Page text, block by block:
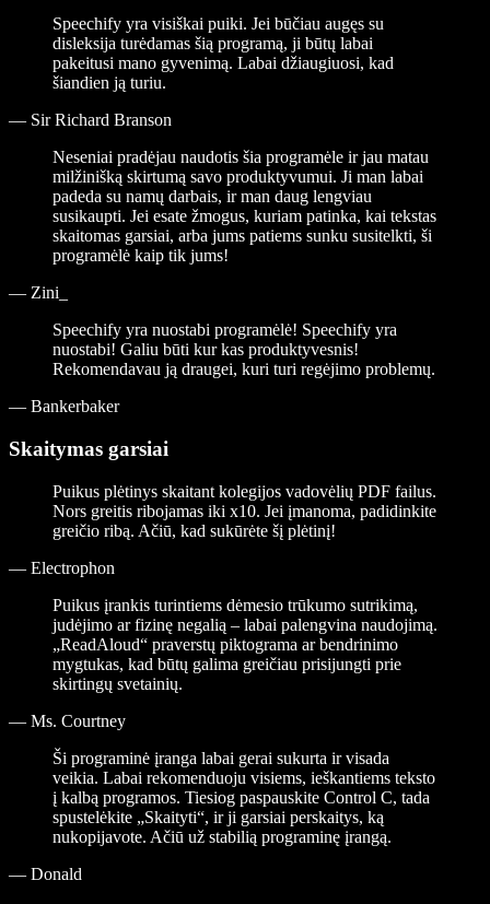
Speechify yra visiškai puiki. Jei būčiau augęs su
disleksija turėdamas šią programą, ji būtų labai
pakeitusi mano gyvenimą. Labai džiaugiuosi, kad
šiandien ją turiu.
— Sir Richard Branson
Neseniai pradėjau naudotis šia programėle ir jau matau
milžinišką skirtumą savo produktyvumui. Ji man labai
padeda su namų darbais, ir man daug lengviau
susikaupti. Jei esate žmogus, kuriam patinka, kai tekstas
skaitomas garsiai, arba jums patiems sunku susitelkti, ši
programėlė kaip tik jums!
— Zini_
Speechify yra nuostabi programėlė! Speechify yra
nuostabi! Galiu būti kur kas produktyvesnis!
Rekomendavau ją draugei, kuri turi regėjimo problemų.
— Bankerbaker
Skaitymas garsiai
Puikus plėtinys skaitant kolegijos vadovėlių PDF failus.
Nors greitis ribojamas iki x10. Jei įmanoma, padidinkite
greičio ribą. Ačiū, kad sukūrėte šį plėtinį!
— Electrophon
Puikus įrankis turintiems dėmesio trūkumo sutrikimą,
judėjimo ar fizinę negalią – labai palengvina naudojimą.
„ReadAloud“ praverstų piktograma ar bendrinimo
mygtukas, kad būtų galima greičiau prisijungti prie
skirtingų svetainių.
— Ms. Courtney
Ši programinė įranga labai gerai sukurta ir visada
veikia. Labai rekomenduoju visiems, ieškantiems teksto
į kalbą programos. Tiesiog paspauskite Control C, tada
spustelėkite „Skaityti“, ir ji garsiai perskaitys, ką
nukopijavote. Ačiū už stabilią programinę įrangą.
— Donald